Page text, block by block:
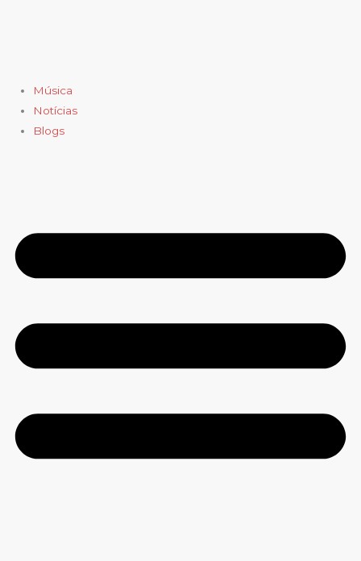
Música
Notícias
Blogs